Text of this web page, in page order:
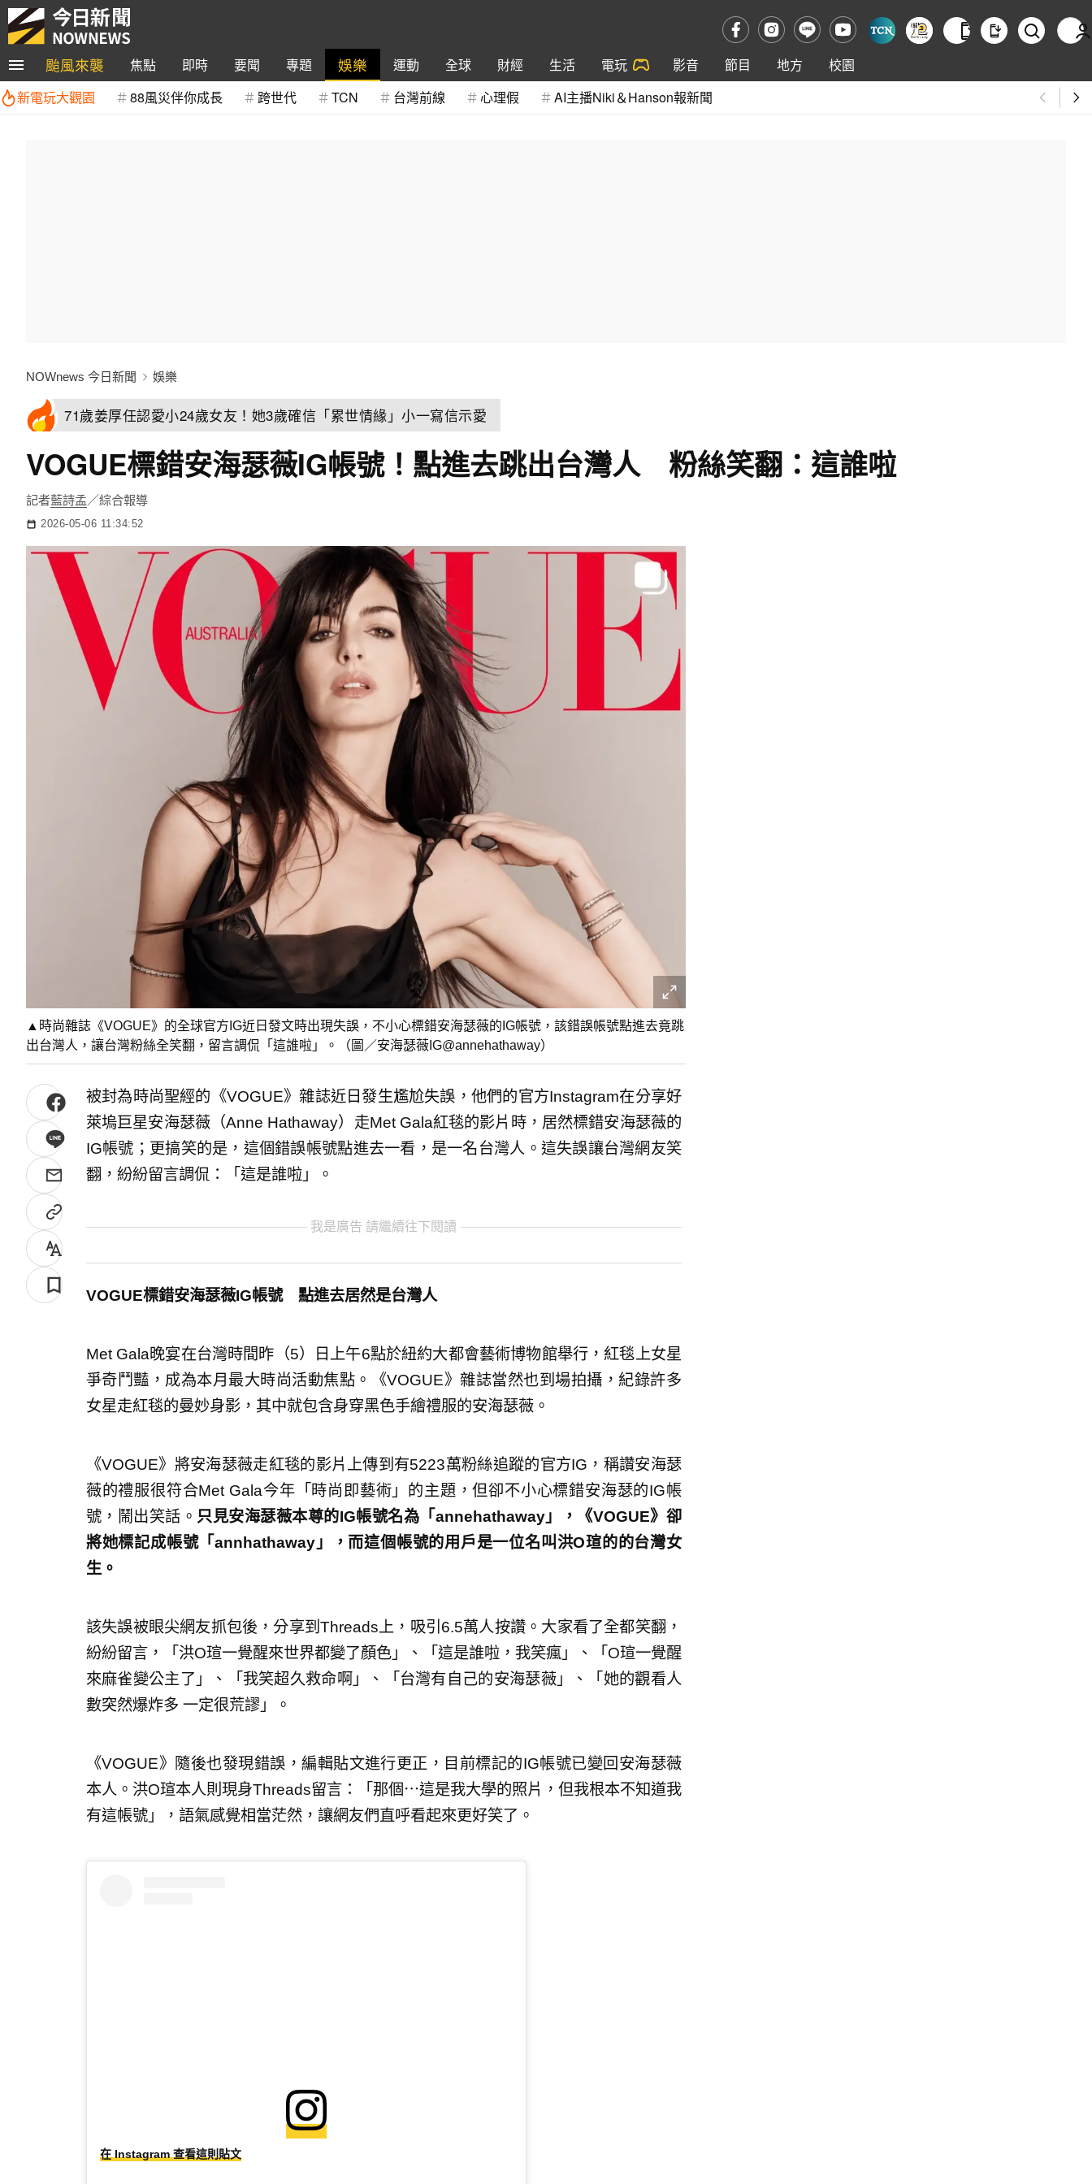
颱風來襲 焦點 即時 要聞 專題 娛樂 運動 全球 財經 生活 電玩 影音 節目 地方
校園
新電玩大觀園
88風災伴你成長 跨世代 TCN 台灣前線 心理假 AI主播Niki＆Hanson報新聞
NOWnews 今日新聞 娛樂
71歲姜厚任認愛小24歲女友！她3歲確信「累世情緣」小一寫信示愛
VOGUE標錯安海瑟薇IG帳號！點進去跳出台灣人 粉絲笑翻：這誰啦
記者藍詩孟／綜合報導
2026-05-06 11:34:52
▲時尚雜誌《VOGUE》的全球官方IG近日發文時出現失誤，不小心標錯安海瑟薇的IG帳號，該錯誤帳號點進去竟跳
出台灣人，讓台灣粉絲全笑翻，留言調侃「這誰啦」。（圖／安海瑟薇IG@annehathaway）
被封為時尚聖經的《VOGUE》雜誌近日發生尷尬失誤，他們的官方Instagram在分享好
萊塢巨星安海瑟薇（Anne Hathaway）走Met Gala紅毯的影片時，居然標錯安海瑟薇的
IG帳號；更搞笑的是，這個錯誤帳號點進去一看，是一名台灣人。這失誤讓台灣網友笑
翻，紛紛留言調侃：「這是誰啦」。
我是廣告 請繼續往下閱讀
VOGUE標錯安海瑟薇IG帳號 點進去居然是台灣人
Met Gala晚宴在台灣時間昨（5）日上午6點於紐約大都會藝術博物館舉行，紅毯上女星
爭奇鬥豔，成為本月最大時尚活動焦點。《VOGUE》雜誌當然也到場拍攝，紀錄許多
女星走紅毯的曼妙身影，其中就包含身穿黑色手繪禮服的安海瑟薇。
《VOGUE》將安海瑟薇走紅毯的影片上傳到有5223萬粉絲追蹤的官方IG，稱讚安海瑟
薇的禮服很符合Met Gala今年「時尚即藝術」的主題，但卻不小心標錯安海瑟的IG帳
號，鬧出笑話。 只見安海瑟薇本尊的IG帳號名為「annehathaway」，《VOGUE》卻
將她標記成帳號「annhathaway」，而這個帳號的用戶是一位名叫洪O瑄的的台灣女
生。
該失誤被眼尖網友抓包後，分享到Threads上，吸引6.5萬人按讚。大家看了全都笑翻，
紛紛留言，「洪O瑄一覺醒來世界都變了顏色」、「這是誰啦，我笑瘋」、「O瑄一覺醒
來麻雀變公主了」、「我笑超久救命啊」、「台灣有自己的安海瑟薇」、「她的觀看人
數突然爆炸多 一定很荒謬」。
《VOGUE》隨後也發現錯誤，編輯貼文進行更正，目前標記的IG帳號已變回安海瑟薇
本人。洪O瑄本人則現身Threads留言：「那個⋯這是我大學的照片，但我根本不知道我
有這帳號」，語氣感覺相當茫然，讓網友們直呼看起來更好笑了。
在 Instagram 查看這則貼文